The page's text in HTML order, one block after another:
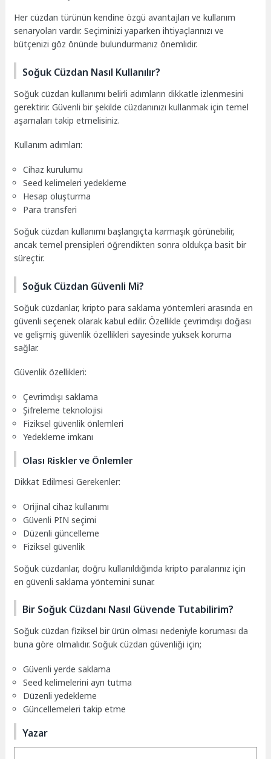
Her cüzdan türünün kendine özgü avantajları ve kullanım
senaryoları vardır. Seçiminizi yaparken ihtiyaçlarınızı ve
bütçenizi göz önünde bulundurmanız önemlidir.
Soğuk Cüzdan Nasıl Kullanılır?
Soğuk cüzdan kullanımı belirli adımların dikkatle izlenmesini
gerektirir. Güvenli bir şekilde cüzdanınızı kullanmak için temel
aşamaları takip etmelisiniz.
Kullanım adımları:
Cihaz kurulumu
Seed kelimeleri yedekleme
Hesap oluşturma
Para transferi
Soğuk cüzdan kullanımı başlangıçta karmaşık görünebilir,
ancak temel prensipleri öğrendikten sonra oldukça basit bir
süreçtir.
Soğuk Cüzdan Güvenli Mi?
Soğuk cüzdanlar, kripto para saklama yöntemleri arasında en
güvenli seçenek olarak kabul edilir. Özellikle çevrimdışı doğası
ve gelişmiş güvenlik özellikleri sayesinde yüksek koruma
sağlar.
Güvenlik özellikleri:
Çevrimdışı saklama
Şifreleme teknolojisi
Fiziksel güvenlik önlemleri
Yedekleme imkanı
Olası Riskler ve Önlemler
Dikkat Edilmesi Gerekenler:
Orijinal cihaz kullanımı
Güvenli PIN seçimi
Düzenli güncelleme
Fiziksel güvenlik
Soğuk cüzdanlar, doğru kullanıldığında kripto paralarınız için
en güvenli saklama yöntemini sunar.
Bir Soğuk Cüzdanı Nasıl Güvende Tutabilirim?
Soğuk cüzdan fiziksel bir ürün olması nedeniyle koruması da
buna göre olmalıdır. Soğuk cüzdan güvenliği için;
Güvenli yerde saklama
Seed kelimelerini ayrı tutma
Düzenli yedekleme
Güncellemeleri takip etme
Yazar